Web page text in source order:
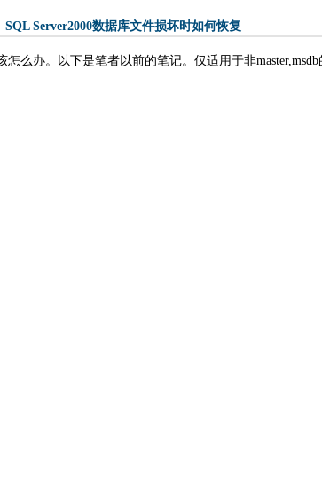
SQL Server2000数据库文件损坏时如何恢复
么办。以下是笔者以前的笔记。仅适用于非master,msdb